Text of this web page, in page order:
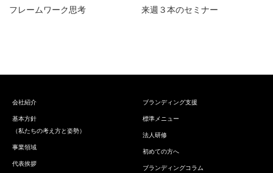
フレームワーク思考 来週３本のセミナー
会社紹介
基本方針
（私たちの考え方と姿勢）
事業領域
代表挨拶
ブランディング支援
標準メニュー
法人研修
初めての方へ
ブランディングコラム